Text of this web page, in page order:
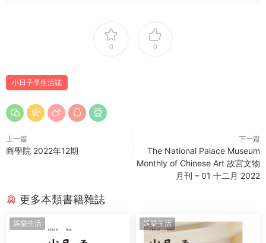
0 0
小日子享生活誌
上一篇
商學院 2022年12期
下一篇
The National Palace Museum
Monthly of Chinese Art 故宮文物
月刊 – 01 十二月 2022
更多本類書籍雜誌
娛樂生活 娛樂生活